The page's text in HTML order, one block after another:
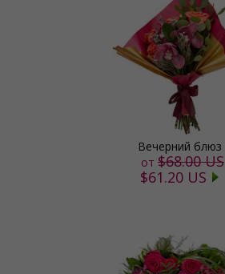
Вечерний блюз
от $68.00 US
$61.20 US